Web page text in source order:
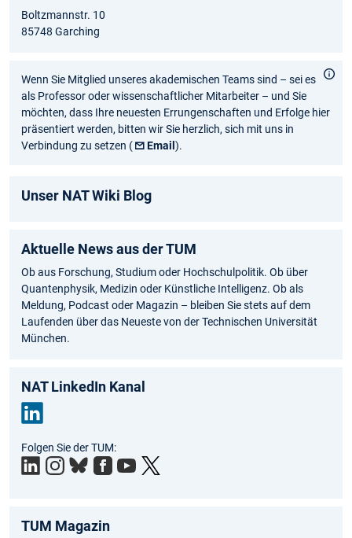
Boltzmannstr. 10
85748 Garching
Wenn Sie Mitglied unseres akademischen Teams sind – sei es
als Professor oder wissenschaftlicher Mitarbeiter – und Sie
möchten, dass Ihre neuesten Errungenschaften und Erfolge hier
präsentiert werden, bitten wir Sie herzlich, sich mit uns in
Verbindung zu setzen (
Email).
Unser NAT Wiki Blog
Aktuelle News aus der TUM
Ob aus Forschung, Studium oder Hochschulpolitik. Ob über
Quantenphysik, Medizin oder Künstliche Intelligenz. Ob als
Meldung, Podcast oder Magazin – bleiben Sie stets auf dem
Laufenden über das Neueste von der Technischen Universität
München.
NAT LinkedIn Kanal
edIn
Folgen Sie der TUM:
TUM Magazin